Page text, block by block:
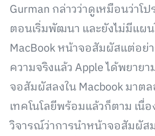
Gurman กล่าวว่าดูเหมือนว่าโ
ตอนเริ่มพัฒนา และยังไม่มีแผน
MacBook หน้าจอสัมผัสแต่อย่า
ความจริงแล้ว Apple ได้พยาย
จอสัมผัสลงใน Macbook มาต
เทคโนโลยีพร้อมแล้วก็ตาม เนื่
วิจารณ์ว่าการนำหน้าจอสัมผัส